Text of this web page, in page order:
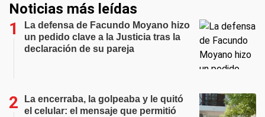
Noticias más leídas
La defensa de Facundo Moyano hizo
un pedido clave a la Justicia tras la
declaración de su pareja
La encerraba, la golpeaba y le quitó
el celular: el mensaje que permitió